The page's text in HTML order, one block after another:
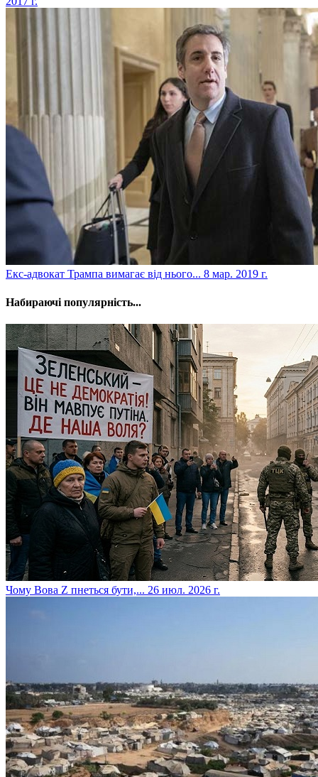
​Екс-адвокат Трампа вимагає від нього... 8 мар. 2019 г.
Набираючі популярність...
​Чому Вова Z пнеться бути,... 26 июл. 2026 г.